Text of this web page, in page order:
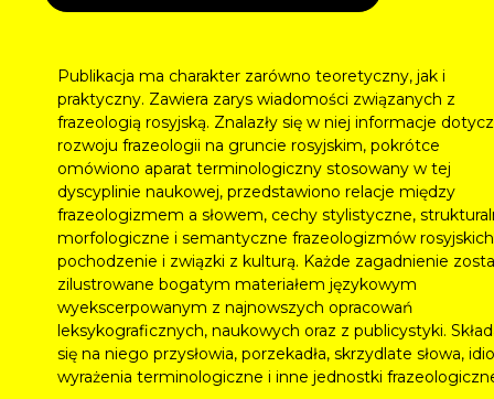
Publikacja ma charakter zarówno teoretyczny, jak i
praktyczny. Zawiera zarys wiadomości związanych z
frazeologią rosyjską. Znalazły się w niej informacje
rozwoju frazeologii na gruncie rosyjskim, pokrótce
omówiono aparat terminologiczny stosowany w tej
dyscyplinie naukowej, przedstawiono relacje między
frazeologizmem a słowem, cechy stylistyczne,
morfologiczne i semantyczne frazeologizmów
pochodzenie i związki z kulturą. Każde zagadnienie
zilustrowane bogatym materiałem językowym
wyekscerpowanym z najnowszych opracowań
leksykograficznych, naukowych oraz z publicystyki.
się na niego przysłowia, porzekadła, skrzydlate słowa,
wyrażenia terminologiczne i inne jednostki